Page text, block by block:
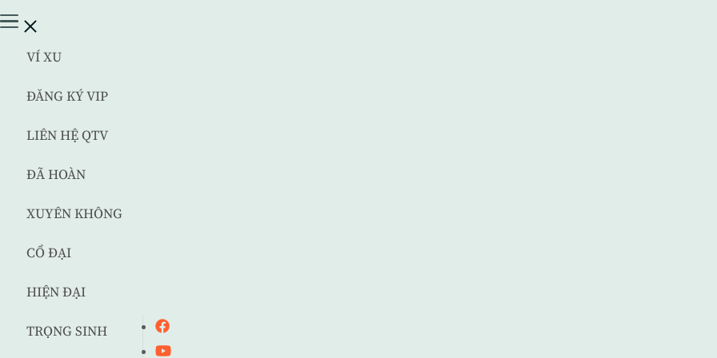
VÍ XU
ĐĂNG KÝ VIP
LIÊN HỆ QTV
ĐÃ HOÀN
XUYÊN KHÔNG
CỔ ĐẠI
HIỆN ĐẠI
TRỌNG SINH